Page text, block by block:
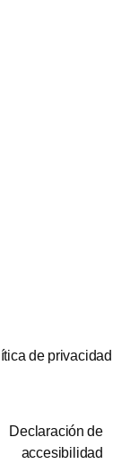
de privacidad
Declaración de
accesibilidad